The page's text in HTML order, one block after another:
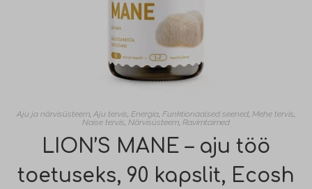
Aju ja närvisüsteem, Aju tervis, Energia, Funktionaalsed seened, Mehe tervis,
Naise tervis, Närvisüsteem, Ravimtaimed
LION’S MANE – aju töö
toetuseks, 90 kapslit, Ecosh